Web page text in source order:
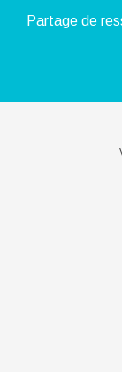
Partage de